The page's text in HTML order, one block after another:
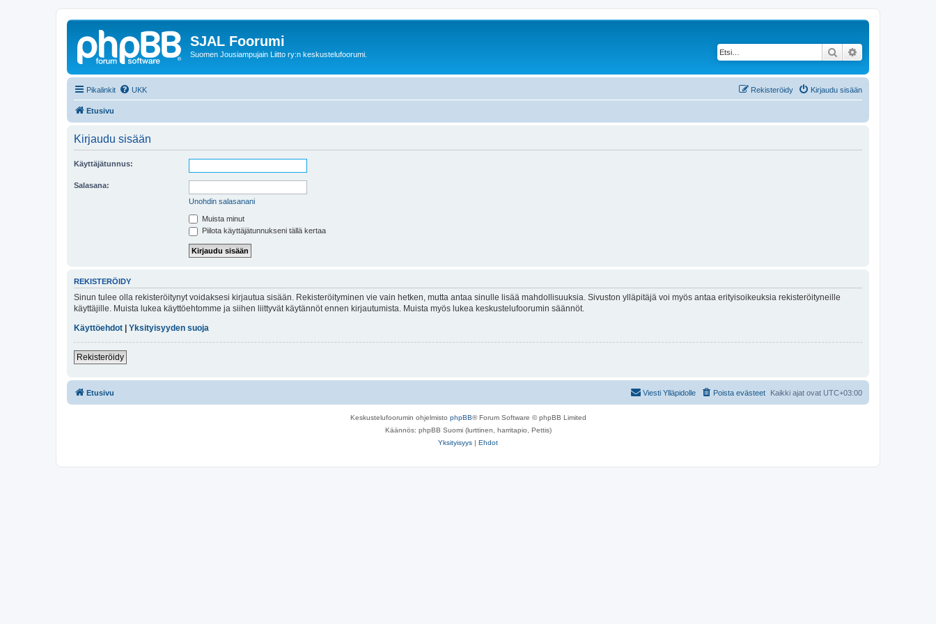
SJAL Foorumi
Suomen Jousiampujain Liitto ry:n keskustelufoorumi. Etsi
Pikalinkit UKK Kirjaudu sisään
Rekisteröidy
Etusivu
Kirjaudu sisään
Käyttäjätunnus:
Salasana:
Unohdin salasanani
Muista minut
Piilota käyttäjätunnukseni tällä kertaa
REKISTERÖIDY
Sinun tulee olla rekisteröitynyt voidaksesi kirjautua sisään. Rekisteröityminen vie vain hetken, mutta antaa sinulle lisää mahdollisuuksia. Sivuston ylläpitäjä voi myös antaa erityisoikeuksia rekisteröityneille
käyttäjille. Muista lukea käyttöehtomme ja siihen liittyvät käytännöt ennen kirjautumista. Muista myös lukea keskustelufoorumin säännöt.
Käyttöehdot
Yksityisyyden suoja
Rekisteröidy
Etusivu Kaikki ajat ovat UTC+03:00
Poista evästeet
Viesti Ylläpidolle
Keskustelufoorumin ohjelmisto phpBB® Forum Software © phpBB Limited
Käännös: phpBB Suomi (lurttinen, harritapio, Pettis)
Yksityisyys | Ehdot